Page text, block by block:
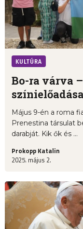
KULTÚRA
Bo-ra várva
Május 9-én a roma
Prenestina társulat
darabját. Kik ők és ...
Prokopp Katalin
2025. május 2.